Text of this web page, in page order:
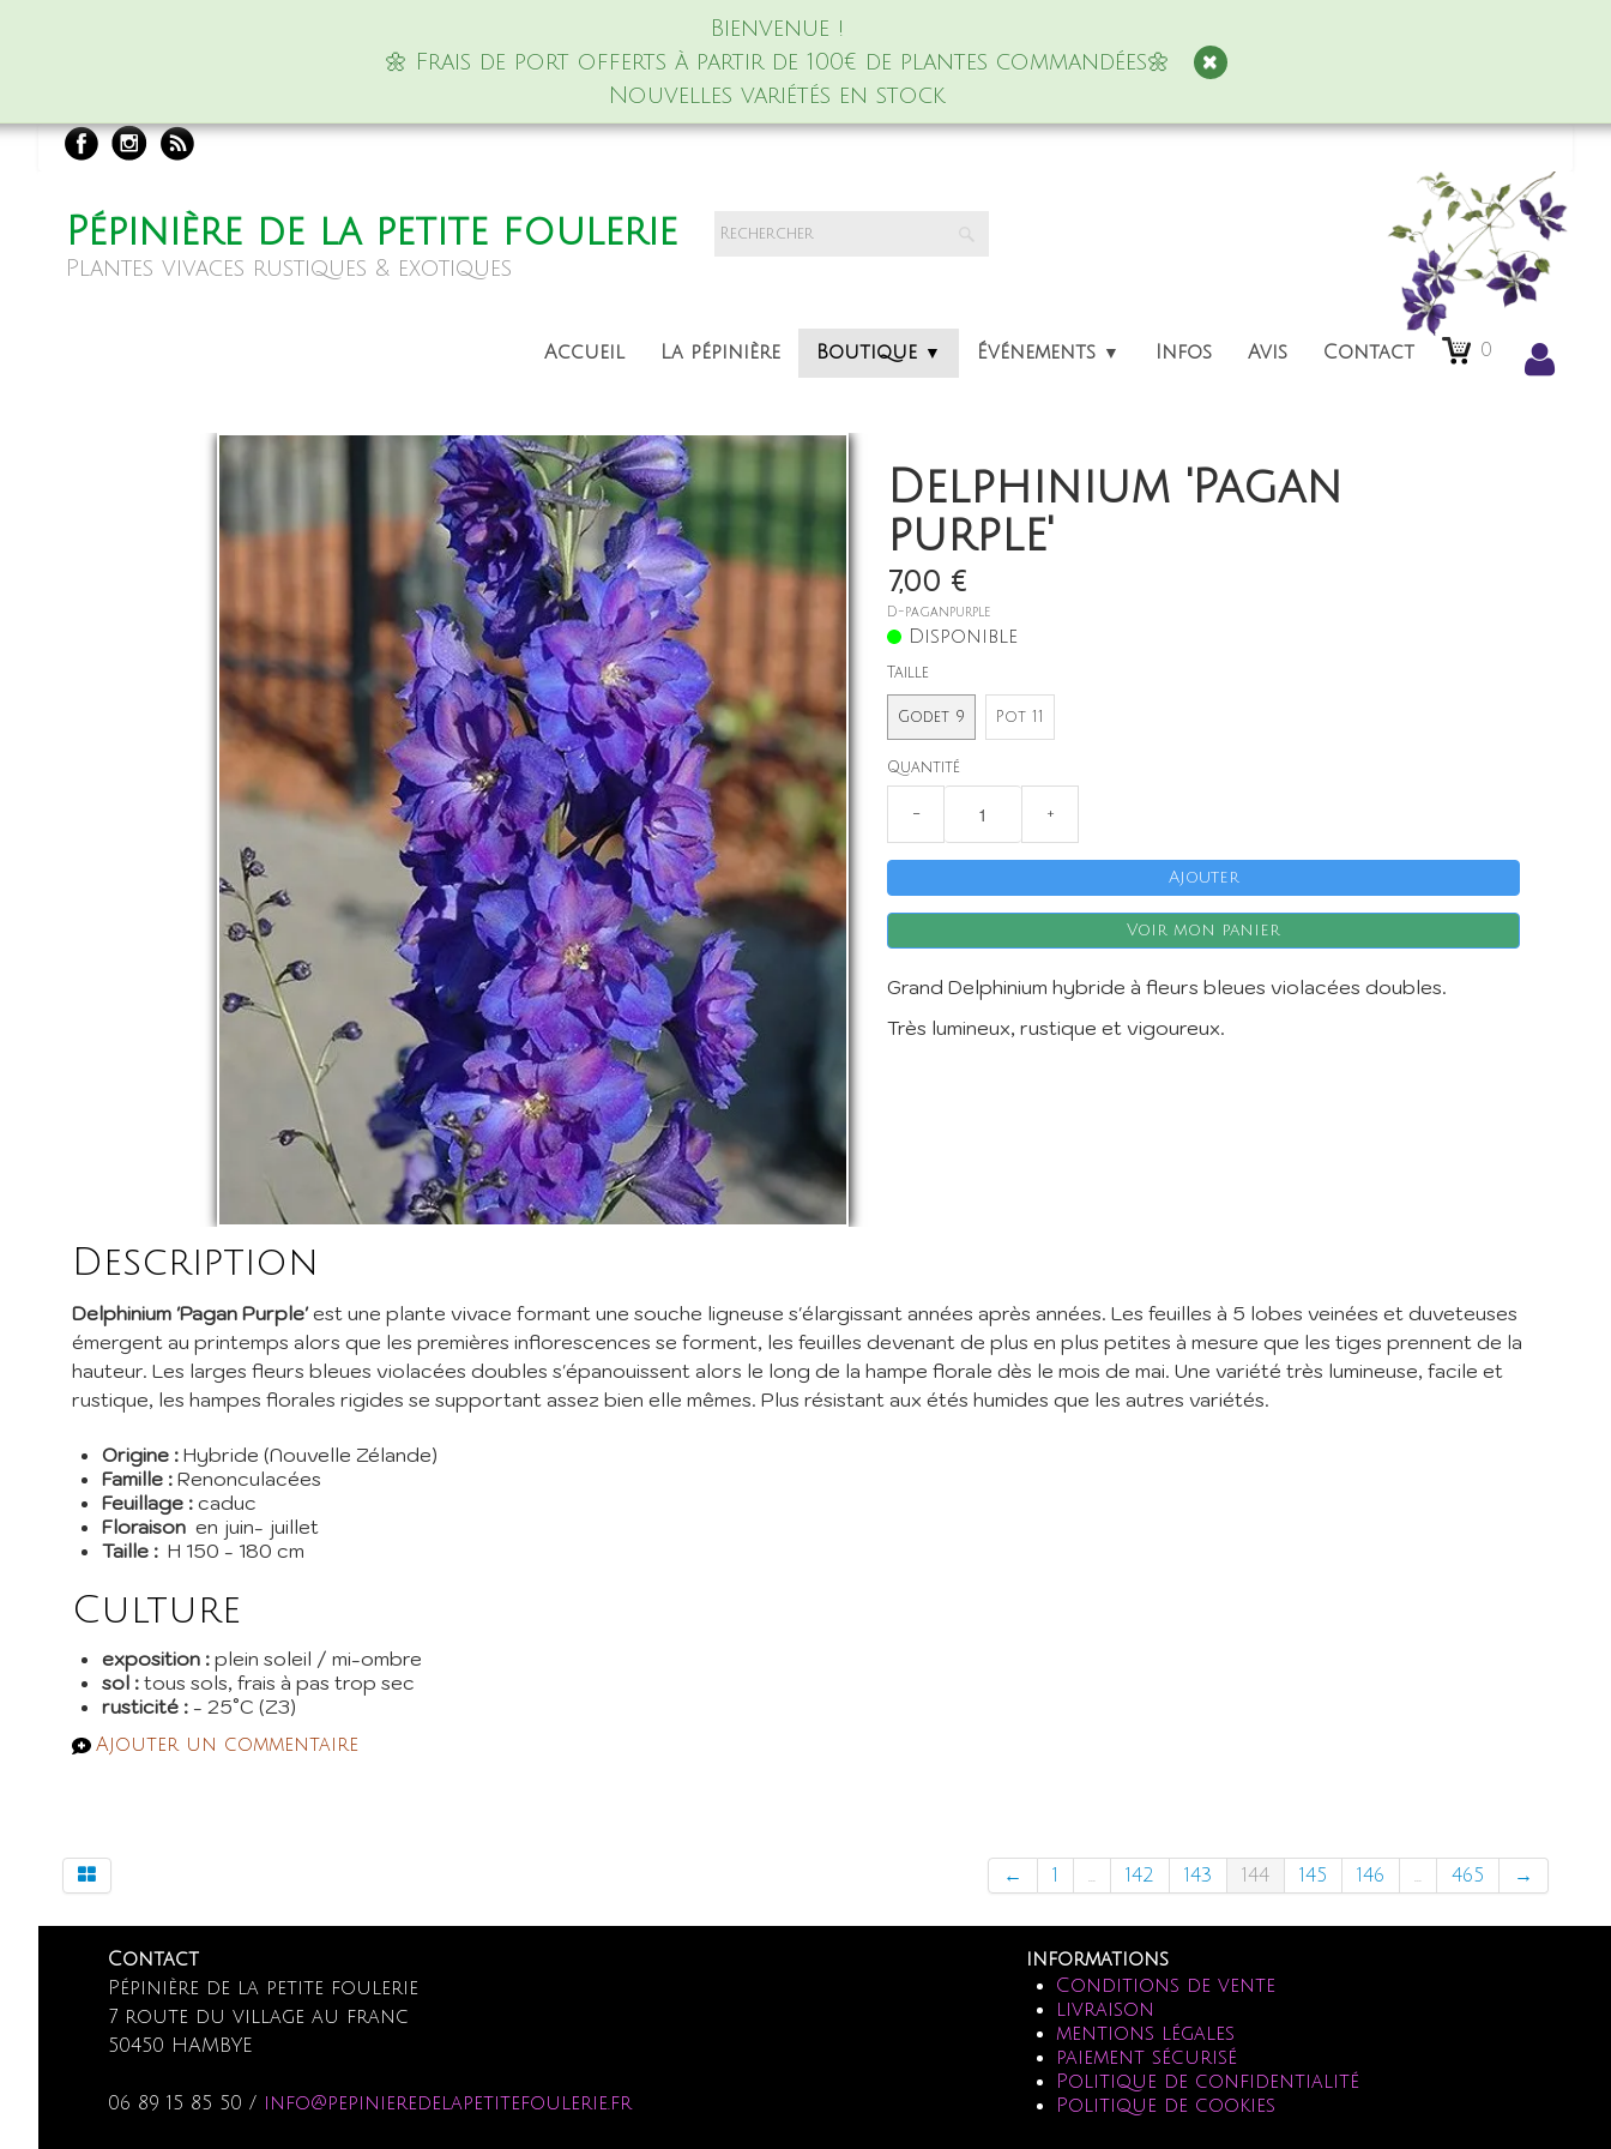
Bienvenue !
🌼 Frais de port offerts à partir de 100€ de plantes commandées🌼
Nouvelles variétés en stock
Pépinière de la petite foulerie
Plantes vivaces rustiques & exotiques
Accueil La pépinière Boutique ▼ Événements ▼ Infos Avis Contact 0
Delphinium 'Pagan
purple'
7,00 €
D-paganpurple
Disponible
Taille
Godet 9 Pot 11
Quantité
− +
Ajouter
Voir mon panier
Grand Delphinium hybride à fleurs bleues violacées doubles.
Très lumineux, rustique et vigoureux.
Description
Delphinium 'Pagan Purple'est une plante vivace formant une souche ligneuse s'élargissant années après années. Les feuilles à 5 lobes veinées et duveteuses
émergent au printemps alors que les premières inflorescences se forment, les feuilles devenant de plus en plus petites à mesure que les tiges prennent de la
hauteur. Les larges fleurs bleues violacées doubles s'épanouissent alors le long de la hampe florale dès le mois de mai. Une variété très lumineuse, facile et
rustique, les hampes florales rigides se supportant assez bien elle mêmes. Plus résistant aux étés humides que les autres variétés.
Origine : Hybride (Nouvelle Zélande)
Famille : Renonculacées
Feuillage : caduc
Floraison en juin- juillet
Taille : H 150 - 180 cm
Culture
exposition : plein soleil / mi-ombre
sol : tous sols, frais à pas trop sec
rusticité : - 25°C (Z3)
Ajouter un commentaire
← 1 142 143 144 145 146 465 →
Contact
Pépinière de la petite foulerie
7 route du village au franc
50450 HAMBYE
06 89 15 85 50 / info@pepinieredelapetitefoulerie.fr
informations
Conditions de vente
livraison
mentions légales
paiement sécurisé
Politique de confidentialité
Politique de cookies
Inscription à la Newsletter
Inscrivez vous à notre newsletter mensuelle pour recevoir les dernières infos de la
EMail :
Je m'abonne